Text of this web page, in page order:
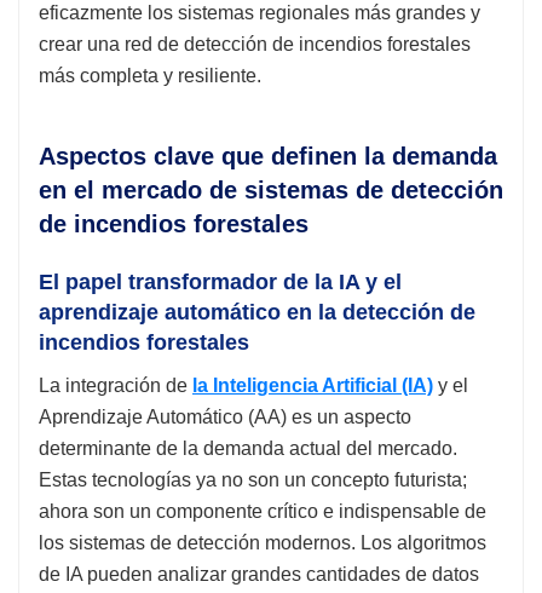
eficazmente los sistemas regionales más grandes y
crear una red de detección de incendios forestales
más completa y resiliente.
Aspectos clave que definen la demanda
en el mercado de sistemas de detección
de incendios forestales
El papel transformador de la IA y el
aprendizaje automático en la detección de
incendios forestales
La integración de la Inteligencia Artificial (IA) y el
Aprendizaje Automático (AA) es un aspecto
determinante de la demanda actual del mercado.
Estas tecnologías ya no son un concepto futurista;
ahora son un componente crítico e indispensable de
los sistemas de detección modernos. Los algoritmos
de IA pueden analizar grandes cantidades de datos